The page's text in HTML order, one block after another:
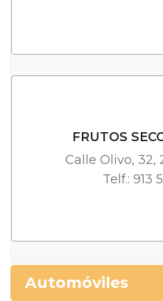
FRUTOS
Calle Olivo, 32,
Telf.: 913
Automóviles